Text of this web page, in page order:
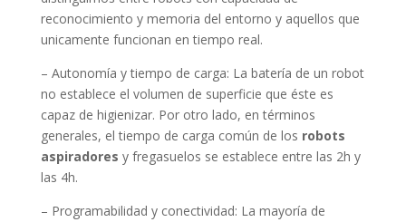
reconocimiento y memoria del entorno y aquellos que
unicamente funcionan en tiempo real.
– Autonomía y tiempo de carga: La batería de un robot
no establece el volumen de superficie que éste es
capaz de higienizar. Por otro lado, en términos
generales, el tiempo de carga común de los robots
aspiradores y fregasuelos se establece entre las 2h y
las 4h.
– Programabilidad y conectividad: La mayoría de